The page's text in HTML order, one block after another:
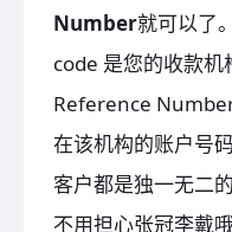
Number就可以了
code 是您的收款机
Reference
在该机构的账户号
客户都是独一无二
不用担心张冠李戴哦